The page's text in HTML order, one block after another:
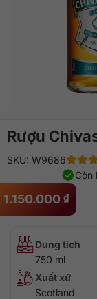
Rượu
1.150.000 ₫
SKU: W9686
Còn
Dung tích
750 ml
Xuất xứ
Scotland